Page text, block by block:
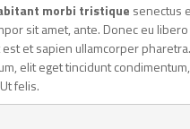
morbi tristique senectus
sit amet, ante. Donec eu
et sapien ullamcorper
elit eget tincidunt
felis.